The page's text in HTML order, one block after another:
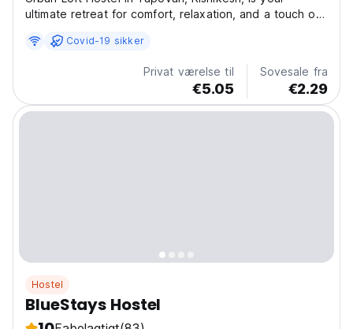
ultimate retreat for comfort, relaxation, and a touch of
offers breathtaking **mountain views** from its open
terrace, providing the perfect backdrop for...
Covid-19 sikker
Privat værelse til
€5.05
Sovesale fra
€2.29
Hostel
BlueStays Hostel